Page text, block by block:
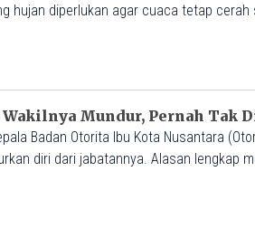
hujan diperlukan agar cuaca tetap cerah
Mundur, Pernah Tak
Badan Otorita Ibu Kota Nusantara
diri dari jabatannya. Alasan lengkap